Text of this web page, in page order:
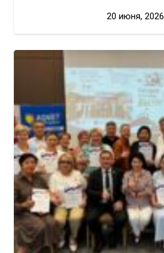
20 июня, 2026